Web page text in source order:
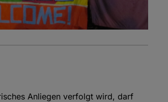
Anliegen verfolgt wird, darf